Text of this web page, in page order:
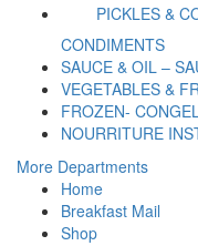
PICKLES &
CONDIMENTS
SAUCE & OIL –
VEGETABLES &
FROZEN-
NOURRITURE
More Departments
Home
Breakfast Mail
Shop